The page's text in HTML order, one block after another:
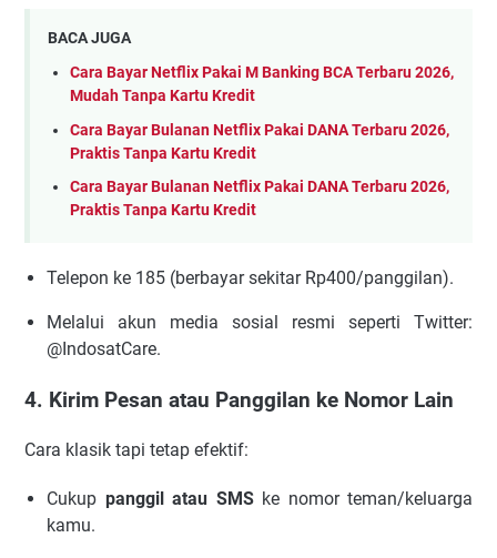
BACA JUGA
Cara Bayar Netflix Pakai M Banking BCA Terbaru 2026,
Mudah Tanpa Kartu Kredit
Cara Bayar Bulanan Netflix Pakai DANA Terbaru 2026,
Praktis Tanpa Kartu Kredit
Cara Bayar Bulanan Netflix Pakai DANA Terbaru 2026,
Praktis Tanpa Kartu Kredit
Telepon ke 185 (berbayar sekitar Rp400/panggilan).
Melalui akun media sosial resmi seperti Twitter:
@IndosatCare.
4. Kirim Pesan atau Panggilan ke Nomor Lain
Cara klasik tapi tetap efektif:
Cukup panggil atau SMSke nomor teman/keluarga
kamu.